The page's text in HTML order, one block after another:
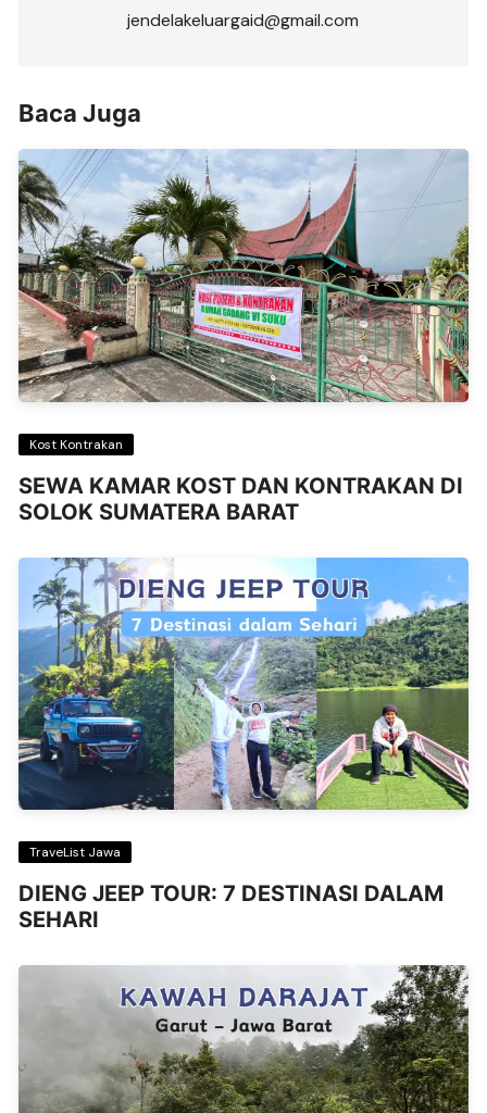
jendelakeluargaid@gmail.com
Baca Juga
Kost Kontrakan
SEWA KAMAR KOST DAN KONTRAKAN DI
SOLOK SUMATERA BARAT
TraveList Jawa
DIENG JEEP TOUR: 7 DESTINASI DALAM
SEHARI